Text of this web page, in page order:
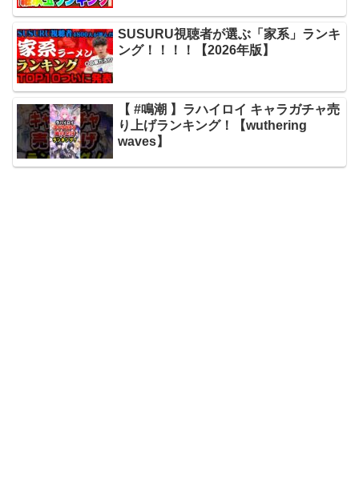
SUSURU視聴者が選ぶ「家系」ランキ
ング！！！！【2026年版】
【 #鳴潮 】ラハイロイ キャラガチャ売
り上げランキング！【wuthering
waves】